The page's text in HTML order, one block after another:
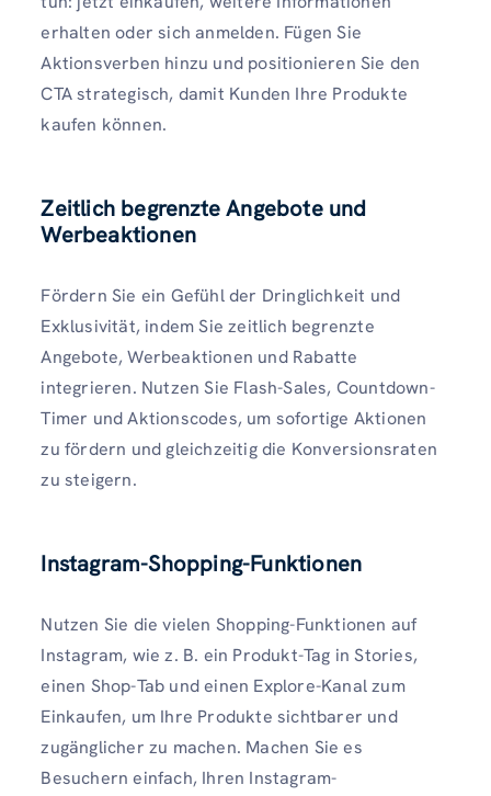
erhalten oder sich anmelden. Fügen Sie
Aktionsverben hinzu und positionieren Sie den
CTA strategisch, damit Kunden Ihre Produkte
kaufen können.
Zeitlich begrenzte Angebote und
Werbeaktionen
Fördern Sie ein Gefühl der Dringlichkeit und
Exklusivität, indem Sie zeitlich begrenzte
Angebote, Werbeaktionen und Rabatte
integrieren. Nutzen Sie Flash-Sales, Countdown-
Timer und Aktionscodes, um sofortige Aktionen
zu fördern und gleichzeitig die Konversionsraten
zu steigern.
Instagram-Shopping-Funktionen
Nutzen Sie die vielen Shopping-Funktionen auf
Instagram, wie z. B. ein Produkt-Tag in Stories,
einen Shop-Tab und einen Explore-Kanal zum
Einkaufen, um Ihre Produkte sichtbarer und
zugänglicher zu machen. Machen Sie es
Besuchern einfach, Ihren Instagram-